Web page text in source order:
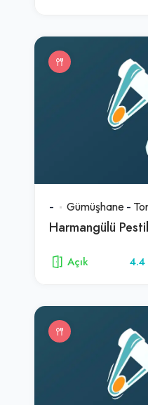
- Gümüşhane -
Harmangülü
Açık 4.4